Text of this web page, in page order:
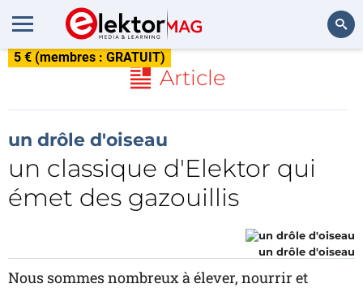
5 € (membres : GRATUIT)
Article
un drôle d'oiseau
un classique d'Elektor qui
émet des gazouillis
un drôle d'oiseau
Nous sommes nombreux à élever, nourrir et